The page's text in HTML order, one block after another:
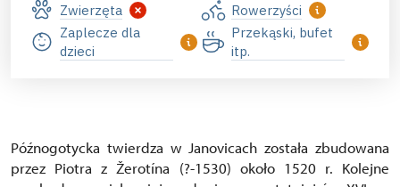
Zwierzęta
Rowerzyści
Zaplecze dla
dzieci
Przekąski, bufet
itp.
Późnogotycka twierdza w Janovicach została zbudowana
przez Piotra z Žerotína (?-1530) około 1520 r. Kolejne